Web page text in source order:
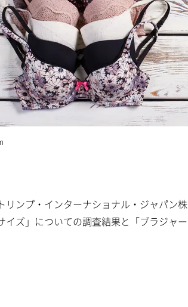
リンプ・インターナショナル・ジャパン
イズ」についての調査結果と「ブラジャ